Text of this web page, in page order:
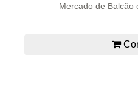
Mercado de Balcão